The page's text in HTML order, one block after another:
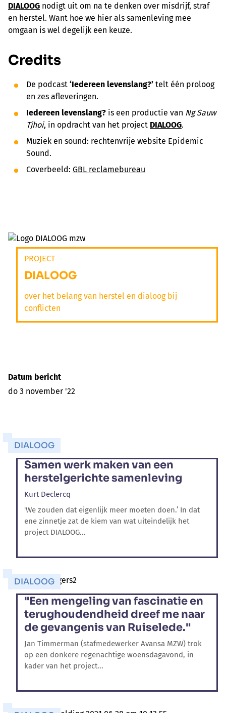
DIALOOG nodigt uit om na te denken over misdrijf, straf
en herstel. Want hoe we hier als samenleving mee
omgaan is wel degelijk een keuze.
Credits
De podcast ‘Iedereen levenslang?’ telt één proloog
en zes afleveringen.
Iedereen levenslang? is een productie van Ng Sauw
Tjhoi, in opdracht van het project DIALOOG.
Muziek en sound: rechtenvrije website Epidemic
Sound.
Coverbeeld: GBL reclamebureau
PROJECT
DIALOOG
over het belang van herstel en dialoog bij
conflicten
Datum bericht
do 3 november '22
DIALOOG
Samen werk maken van een
herstelgerichte samenleving
Kurt Declercq
'We zouden dat eigenlijk meer moeten doen.’ In dat
ene zinnetje zat de kiem van wat uiteindelijk het
project DIALOOG...
DIALOOG
"Een mengeling van fascinatie en
terughoudendheid dreef me naar
de gevangenis van Ruiselede."
Jan Timmerman (stafmedewerker Avansa MZW) trok
op een donkere regenachtige woensdagavond, in
kader van het project...